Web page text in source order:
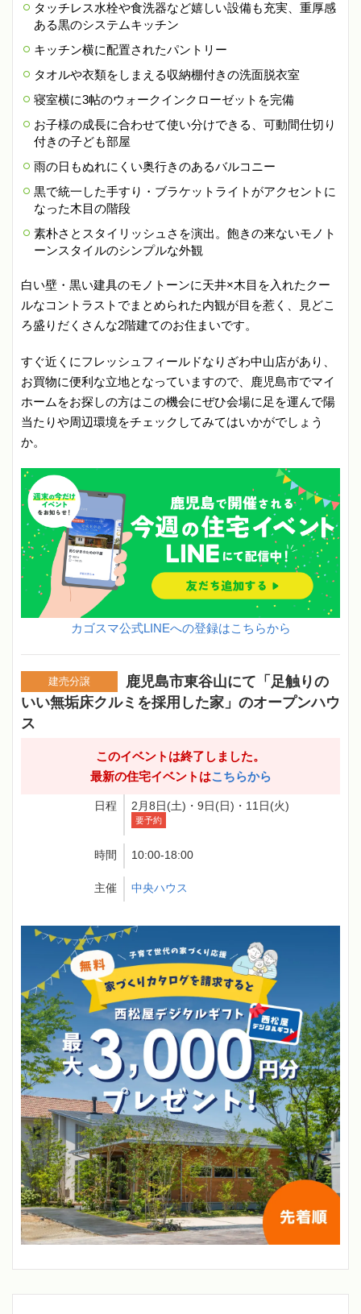
タッチレス水栓や食洗器など嬉しい設備も充実、重厚感
ある黒のシステムキッチン
キッチン横に配置されたパントリー
タオルや衣類をしまえる収納棚付きの洗面脱衣室
寝室横に3帖のウォークインクローゼットを完備
お子様の成長に合わせて使い分けできる、可動間仕切り
付きの子ども部屋
雨の日もぬれにくい奥行きのあるバルコニー
黒で統一した手すり・ブラケットライトがアクセントに
なった木目の階段
素朴さとスタイリッシュさを演出。飽きの来ないモノト
ーンスタイルのシンプルな外観
白い壁・黒い建具のモノトーンに天井×木目を入れたクー
ルなコントラストでまとめられた内観が目を惹く、見どこ
ろ盛りだくさんな2階建てのお住まいです。
すぐ近くにフレッシュフィールドなりざわ中山店があり、
お買物に便利な立地となっていますので、鹿児島市でマイ
ホームをお探しの方はこの機会にぜひ会場に足を運んで陽
当たりや周辺環境をチェックしてみてはいかがでしょう
か。
カゴスマ公式LINEへの登録はこちらから
鹿児島市東谷山にて「足触りの
いい無垢床クルミを採用した家」のオープンハウ
ス
このイベントは終了しました。
最新の住宅イベントはこちらから
日程 2月8日(土)・9日(日)・11日(火)
要予約
時間 10:00-18:00
主催 中央ハウス
建売分譲